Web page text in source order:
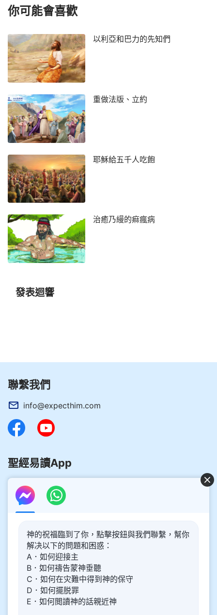
你可能會喜歡
以利亞和巴力的先知們
重做法版、立約
耶穌給五千人吃飽
治癒乃縵的痲瘋病
發表迴響
聯繫我們
info@expecthim.com
聖經易讀App
你想了解主再來的奥秘，喜迎主重歸嗎？以下内容將為你帶
來幫助。請點擊進入閲讀、觀看！
通過Messenger與我們聯繫
神的祝福臨到了你，點擊按鈕與我們聯繫，幫你
解决以下的問題和困惑：
A．如何迎接主
B．如何禱告蒙神垂聽
C．如何在灾難中得到神的保守
D．如何擺脱罪
E．如何閲讀神的話親近神